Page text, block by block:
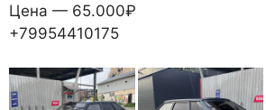
Цена — 65.000₽
+79954410175